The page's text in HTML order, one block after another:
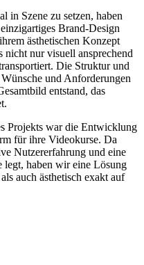
in Szene zu setzen, haben
Brand-Design
ästhetischen Konzept
nicht nur visuell ansprechend
Die Struktur und
und Anforderungen
entstand, das
Projekts war die Entwicklung
für ihre Videokurse. Da
Nutzererfahrung und eine
haben wir eine Lösung
auch ästhetisch exakt auf